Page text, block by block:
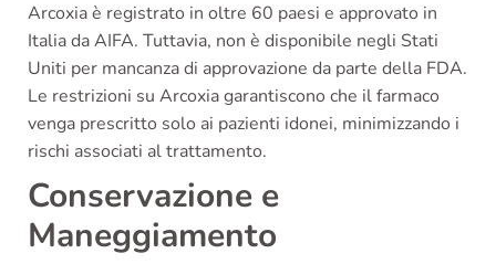
Arcoxia è registrato in oltre 60 paesi e approvato in
Italia da AIFA. Tuttavia, non è disponibile negli Stati
Uniti per mancanza di approvazione da parte della FDA.
Le restrizioni su Arcoxia garantiscono che il farmaco
venga prescritto solo ai pazienti idonei, minimizzando i
rischi associati al trattamento.
Conservazione e
Maneggiamento